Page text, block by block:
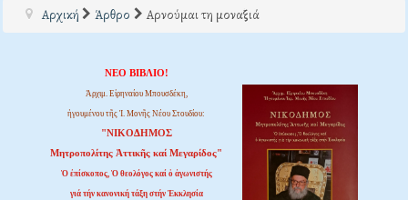
Αρχική Άρθρο Αρνούμαι τη μοναξιά
ΝΕΟ ΒΙΒΛΙΟ!
Ἀρχιμ. Εἰρηναίου Μπουσδέκη,
ἡγουμένου τῆς Ἱ. Μονῆς Νέου Στουδίου:
"ΝΙΚΟΔΗΜΟΣ
Μητροπολίτης Ἀττικῆς καί Μεγαρίδος"
Ὁ ἐπίσκοπος, Ὁ θεολόγος καί ὁ ἀγωνιστής
γιά τήν κανονική τάξη στήν Ἐκκλησία